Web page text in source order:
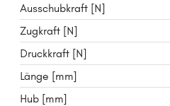
Ausschubkraft [N]
Zugkraft [N]
Druckkraft [N]
Länge [mm]
Hub [mm]